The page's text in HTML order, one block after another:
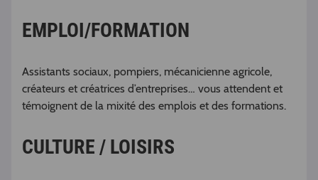
EMPLOI/FORMATION
Assistants sociaux, pompiers, mécanicienne agricole,
créateurs et créatrices d’entreprises… vous attendent et
témoignent de la mixité des emplois et des formations.
CULTURE / LOISIRS